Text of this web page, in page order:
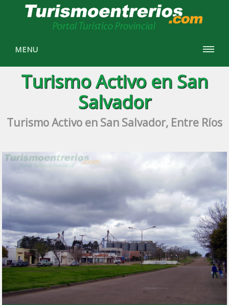
MENU
Turismo Activo en San
Salvador
Turismo Activo en San Salvador, Entre Ríos